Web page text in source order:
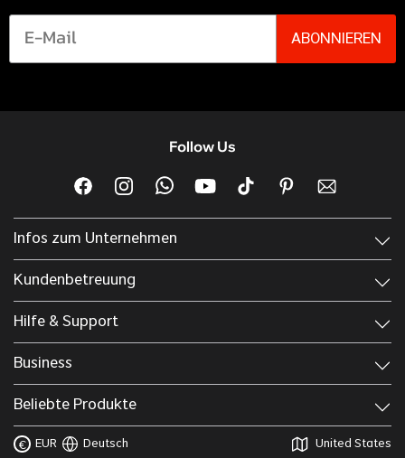
ABONNIEREN
Infos zum Unternehmen
Kundenbetreuung
Hilfe & Support
Business
Beliebte Produkte
Follow Us
€ EUR Deutsch United States